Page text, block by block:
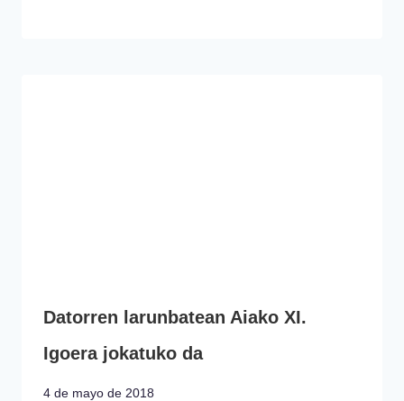
Datorren larunbatean Aiako XI.
Igoera jokatuko da
4 de mayo de 2018